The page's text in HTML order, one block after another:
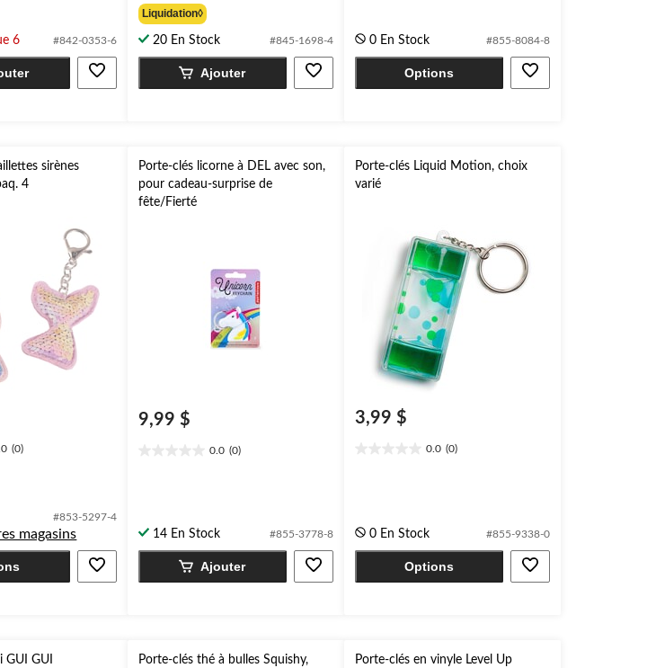
6 #842-0353-6
étoile(s)
sur
5.
3
évaluations
Liquidation◊
20 En Stock #845-1698-4
Ajouter
1 0 En Stock #855-8084-8
Options
sirènes
4
(0)
#853-5297-4
magasins
Porte-clés licorne à DEL avec son,
pour cadeau-surprise de
fête/Fierté
9,99 $
0.0 (0)
14 En Stock #855-3778-8
Ajouter
Porte-clés Liquid Motion, choix
varié
3,99 $
0.0 (0)
0 En Stock #855-9338-0
Options
GUI GUI
Porte-clés thé à bulles Squishy,
Porte-clés en vinyle Level Up